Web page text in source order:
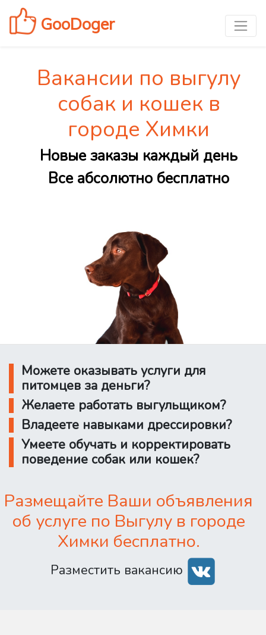
GooDoger
Вакансии по выгулу
собак и кошек в
городе Химки
Новые заказы каждый день
Все абсолютно бесплатно
Можете оказывать услуги для
питомцев за деньги?
Желаете работать выгульщиком?
Владеете навыками дрессировки?
Умеете обучать и корректировать
поведение собак или кошек?
Размещайте Ваши объявления
об услуге по Выгулу в городе
Химки бесплатно.
Разместить вакансию